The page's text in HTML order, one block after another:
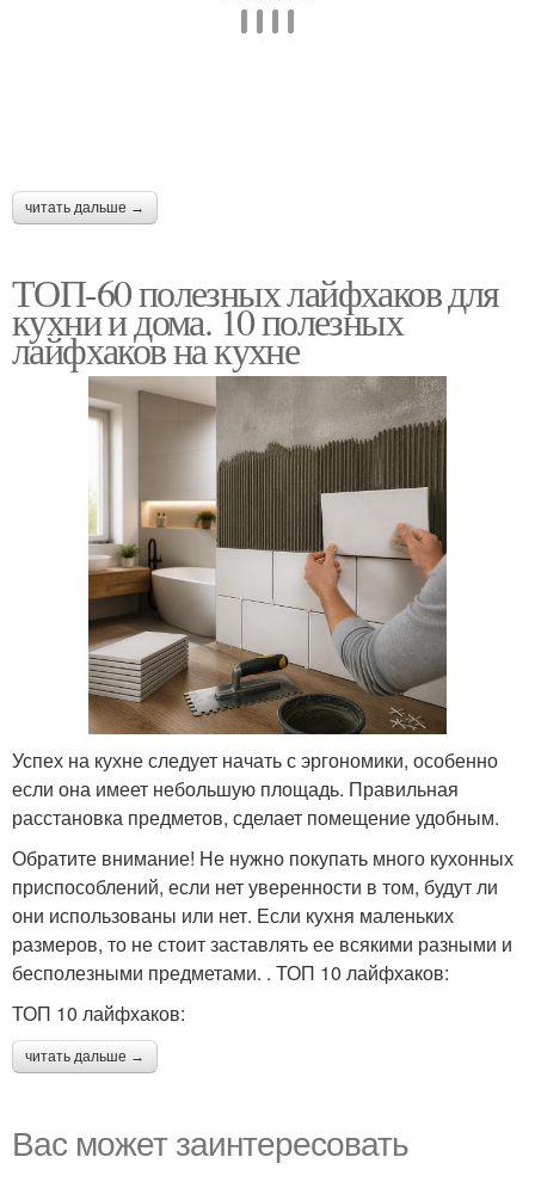
читать дальше →
ТОП-60 полезных лайфхаков для
кухни и дома. 10 полезных
лайфхаков на кухне
Успех на кухне следует начать с эргономики, особенно
если она имеет небольшую площадь. Правильная
расстановка предметов, сделает помещение удобным.
Обратите внимание! Не нужно покупать много кухонных
приспособлений, если нет уверенности в том, будут ли
они использованы или нет. Если кухня маленьких
размеров, то не стоит заставлять ее всякими разными и
бесполезными предметами. . ТОП 10 лайфхаков:
ТОП 10 лайфхаков:
читать дальше →
Вас может заинтересовать